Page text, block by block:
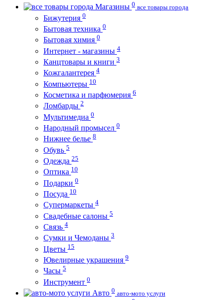
Магазины 0 все товары города
Бижутерия 0
Бытовая техника 0
Бытовая химия 0
Интернет - магазины 4
Канцтовары и книги 3
Кожгалантерея 4
Компьютеры 10
Косметика и парфюмерия 6
Ломбарды 2
Мультимедиа 0
Народный промысел 0
Нижнее белье 8
Обувь 5
Одежда 25
Оптика 10
Подарки 0
Посуда 10
Супермаркеты 4
Свадебные салоны 5
Связь 4
Сумки и Чемоданы 3
Цветы 15
Ювелирные украшения 9
Часы 5
Инструмент 0
Авто 0 авто-мото услуги